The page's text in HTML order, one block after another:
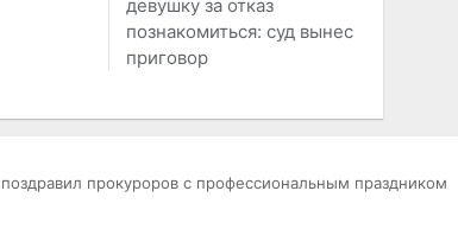
девушку за отказ
познакомиться: суд вынес
приговор
прокуроров с профессиональным праздником